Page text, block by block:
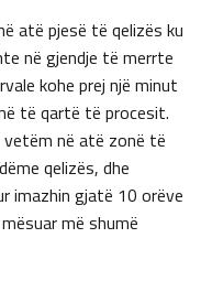
atë pjesë të qelizës ku
në gjendje të merrte
kohe prej një minut
të qartë të procesit.
në atë zonë të
qelizës, dhe
imazhin gjatë 10 orëve
më shumë